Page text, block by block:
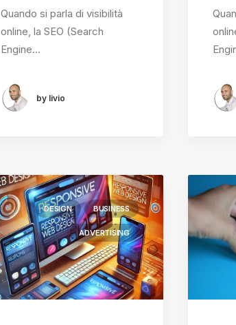
Quando si parla di visibilità
online, la SEO (Search
Engine…
by livio
DESIGN BUSINESS
ADVERTISING